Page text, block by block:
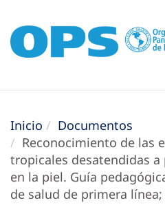
Inicio
Documentos
Reconocimiento de las
tropicales desatendidas
en la piel. Guía
de salud de primera línea;